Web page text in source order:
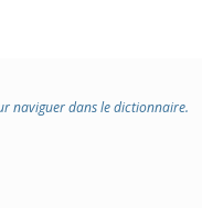
naviguer dans le dictionnaire.